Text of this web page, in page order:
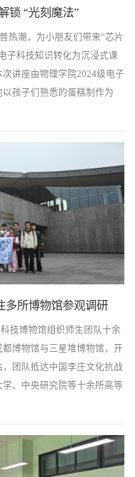
锁 “光刻魔法”
热潮，为小朋友们带来“芯片
子科技知识转化为沉浸式课
讲座由物理学院2024级电子
孩子们熟悉的蛋糕制作为
...
多所博物馆参观调研
技博物馆组织师生团队十余
博物馆与三星堆博物馆，开
团队抵达中国李庄文化抗战
、中央研究院等十余所高等
过...